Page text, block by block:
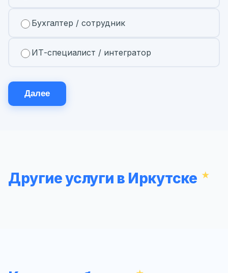
Бухгалтер / сотрудник
ИТ-специалист / интегратор
Далее
Другие услуги в Иркутске